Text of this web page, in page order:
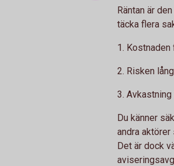
Räntan är
täcka flera
1.
2. Risken
3.
Du känner
andra
Det är dock